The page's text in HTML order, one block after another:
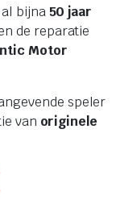
bijna 50 jaar
de reparatie
Motor
speler
van originele